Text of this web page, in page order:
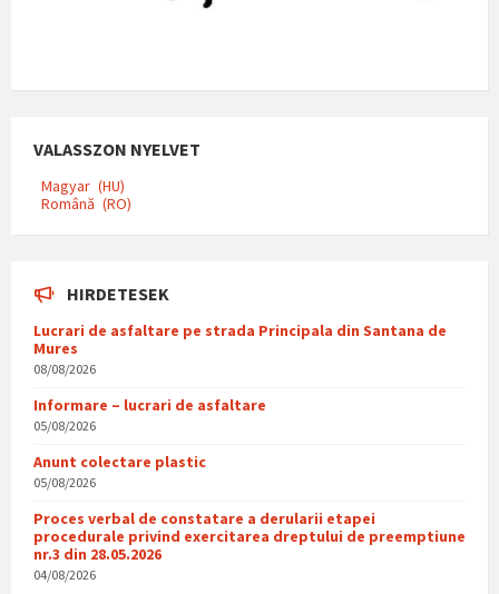
VALASSZON NYELVET
Magyar
HU
Română
RO
HIRDETESEK
Lucrari de asfaltare pe strada Principala din Santana de
Mures
08/08/2026
Informare – lucrari de asfaltare
05/08/2026
Anunt colectare plastic
05/08/2026
Proces verbal de constatare a derularii etapei
procedurale privind exercitarea dreptului de preemptiune
nr.3 din 28.05.2026
04/08/2026